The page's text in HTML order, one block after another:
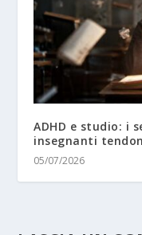
ADHD e studio: i
insegnanti
05/07/2026